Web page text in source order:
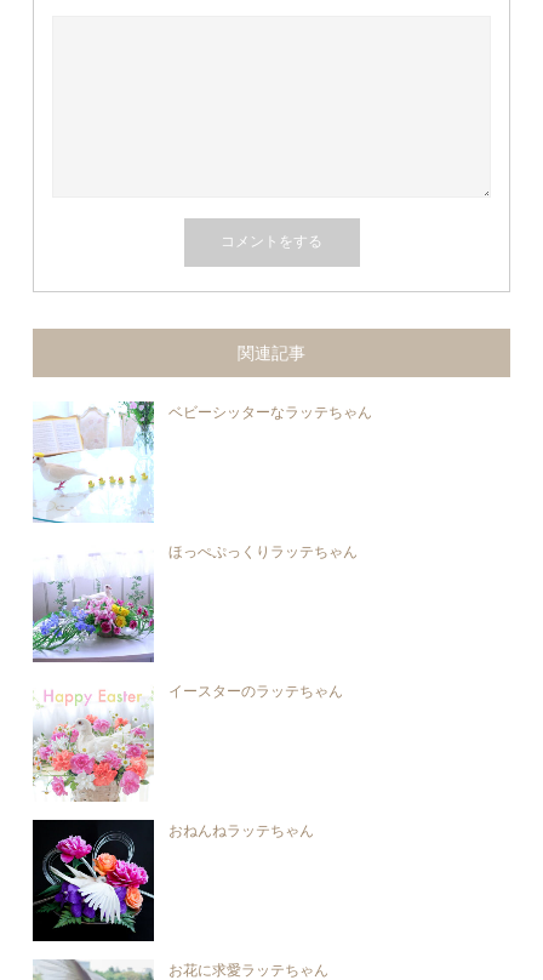
関連記事
ベビーシッターなラッテちゃん
ほっぺぷっくりラッテちゃん
イースターのラッテちゃん
おねんねラッテちゃん
お花に求愛ラッテちゃん